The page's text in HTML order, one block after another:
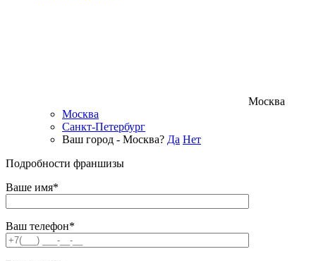
Москва
Москва
Санкт-Петербург
Ваш город - Москва? Да Нет
Подробности франшизы
Ваше имя*
Ваш телефон*